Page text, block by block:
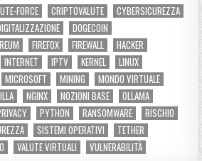
FORCE CRIPTOVALUTE
CYBERSICUREZZA
DOGECOIN
FIREFOX FIREWALL
HACKER
INTERNET IPTV KERNEL
LINUX
MICROSOFT MINING
MONDO VIRTUALE
NGINX NOZIONI BASE
OLLAMA
PYTHON RANSOMWARE
RISCHIO
SISTEMI OPERATIVI
TETHER
VALUTE VIRTUALI VULNERABILITÀ